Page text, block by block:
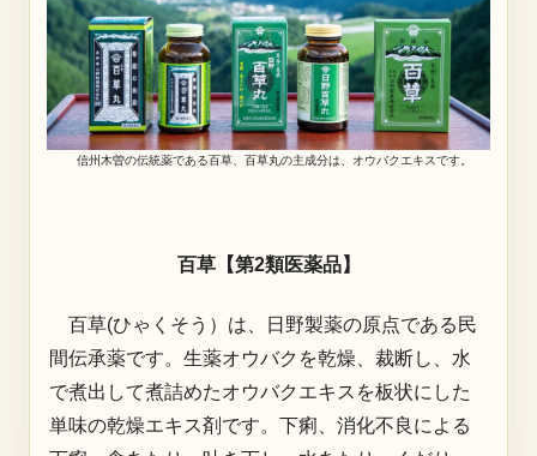
信州木曽の伝統薬である百草、百草丸の主成分は、オウバクエキスです。
百草【第2類医薬品】
百草(ひゃくそう）は、日野製薬の原点である民
間伝承薬です。生薬オウバクを乾燥、裁断し、水
で煮出して煮詰めたオウバクエキスを板状にした
単味の乾燥エキス剤です。下痢、消化不良による